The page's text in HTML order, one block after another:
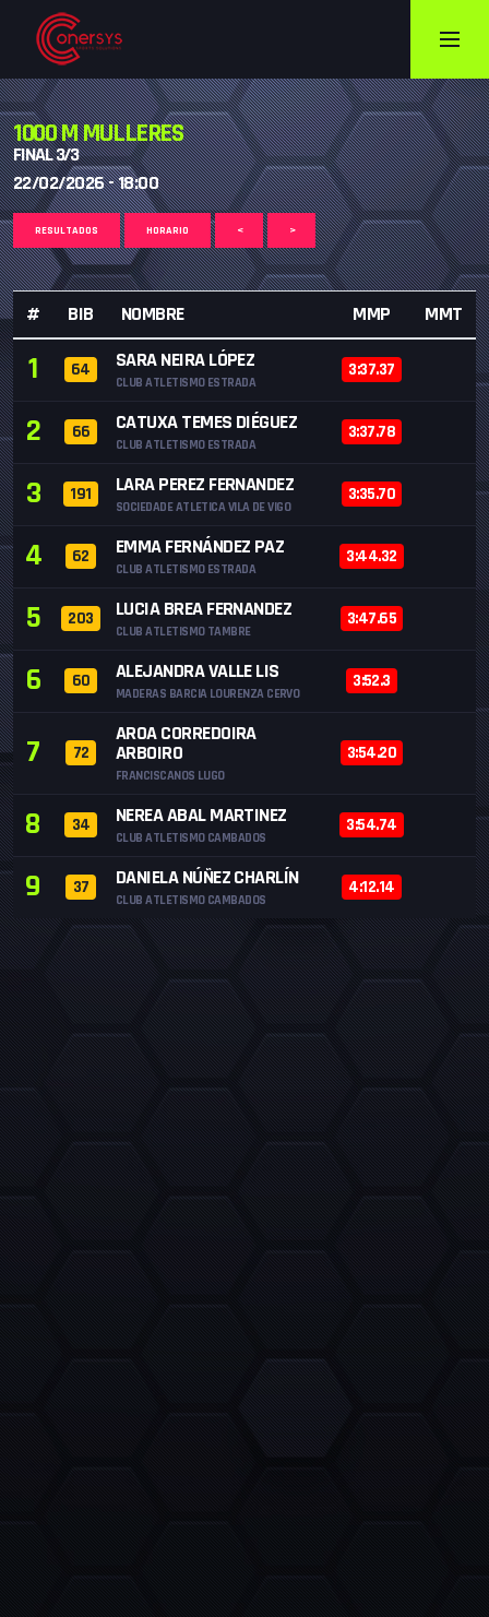
1000 M MULLERES
FINAL 3/3
22/02/2026 - 18:00
RESULTADOS HORARIO < >
# BIB NOMBRE MMP MMT
1 64 SARA NEIRA LÓPEZ
CLUB ATLETISMO ESTRADA
3:37.37
2 66 CATUXA TEMES DIÉGUEZ
CLUB ATLETISMO ESTRADA
3:37.78
3 191 LARA PEREZ FERNANDEZ
SOCIEDADE ATLETICA VILA DE VIGO
3:35.70
4 62 EMMA FERNÁNDEZ PAZ
CLUB ATLETISMO ESTRADA
3:44.32
5 203 LUCIA BREA FERNANDEZ
CLUB ATLETISMO TAMBRE
3:47.65
6 60 ALEJANDRA VALLE LIS
MADERAS BARCIA LOURENZA CERVO
3:52.3
7 72
AROA CORREDOIRA
ARBOIRO
FRANCISCANOS LUGO
3:54.20
8 34 NEREA ABAL MARTINEZ
CLUB ATLETISMO CAMBADOS
3:54.74
9 37 DANIELA NÚÑEZ CHARLÍN
CLUB ATLETISMO CAMBADOS
4:12.14